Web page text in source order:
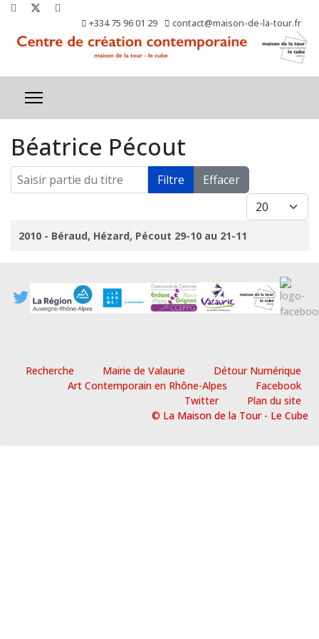
+334 75 96 01 29 contact@maison-de-la-tour.fr
Béatrice Pécout
Saisir partie du titre Filtre Effacer
Afficher #
Titre
2010 - Béraud, Hézard, Pécout 29-10 au 21-11
Recherche Mairie de Valaurie
Détour Numérique
Art Contemporain en Rhône-Alpes
Facebook
Twitter
Plan du site
© La Maison de la Tour - Le Cube